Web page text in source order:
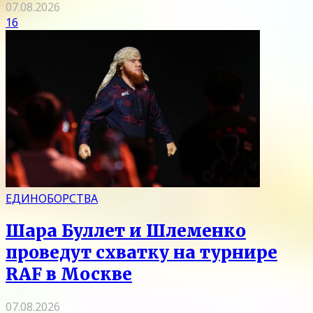
07.08.2026
16
ЕДИНОБОРСТВА
Шара Буллет и Шлеменко
проведут схватку на турнире
RAF в Москве
07.08.2026